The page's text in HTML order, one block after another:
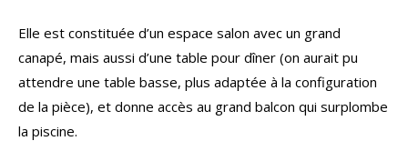
Elle est constituée d’un espace salon avec un grand
canapé, mais aussi d’une table pour dîner (on aurait pu
attendre une table basse, plus adaptée à la configuration
de la pièce), et donne accès au grand balcon qui surplombe
la piscine.